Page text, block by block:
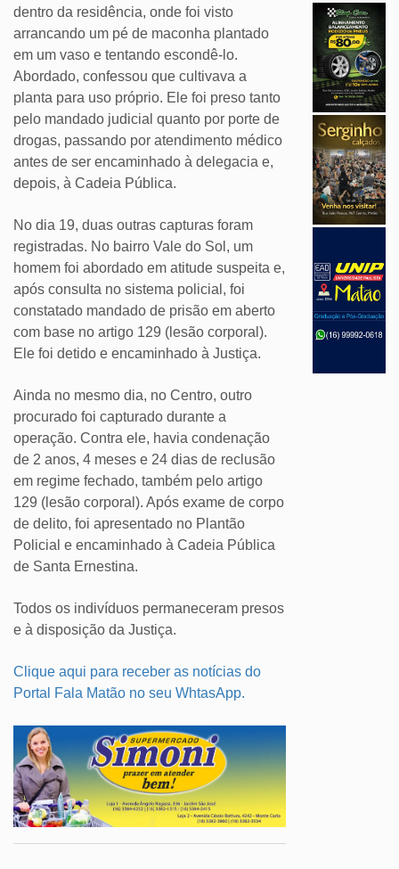
dentro da residência, onde foi visto
arrancando um pé de maconha plantado
em um vaso e tentando escondê-lo.
Abordado, confessou que cultivava a
planta para uso próprio. Ele foi preso tanto
pelo mandado judicial quanto por porte de
drogas, passando por atendimento médico
antes de ser encaminhado à delegacia e,
depois, à Cadeia Pública.
No dia 19, duas outras capturas foram
registradas. No bairro Vale do Sol, um
homem foi abordado em atitude suspeita e,
após consulta no sistema policial, foi
constatado mandado de prisão em aberto
com base no artigo 129 (lesão corporal).
Ele foi detido e encaminhado à Justiça.
Ainda no mesmo dia, no Centro, outro
procurado foi capturado durante a
operação. Contra ele, havia condenação
de 2 anos, 4 meses e 24 dias de reclusão
em regime fechado, também pelo artigo
129 (lesão corporal). Após exame de corpo
de delito, foi apresentado no Plantão
Policial e encaminhado à Cadeia Pública
de Santa Ernestina.
Todos os indivíduos permaneceram presos
e à disposição da Justiça.
Clique aqui para receber as notícias do
Portal Fala Matão no seu WhtasApp.